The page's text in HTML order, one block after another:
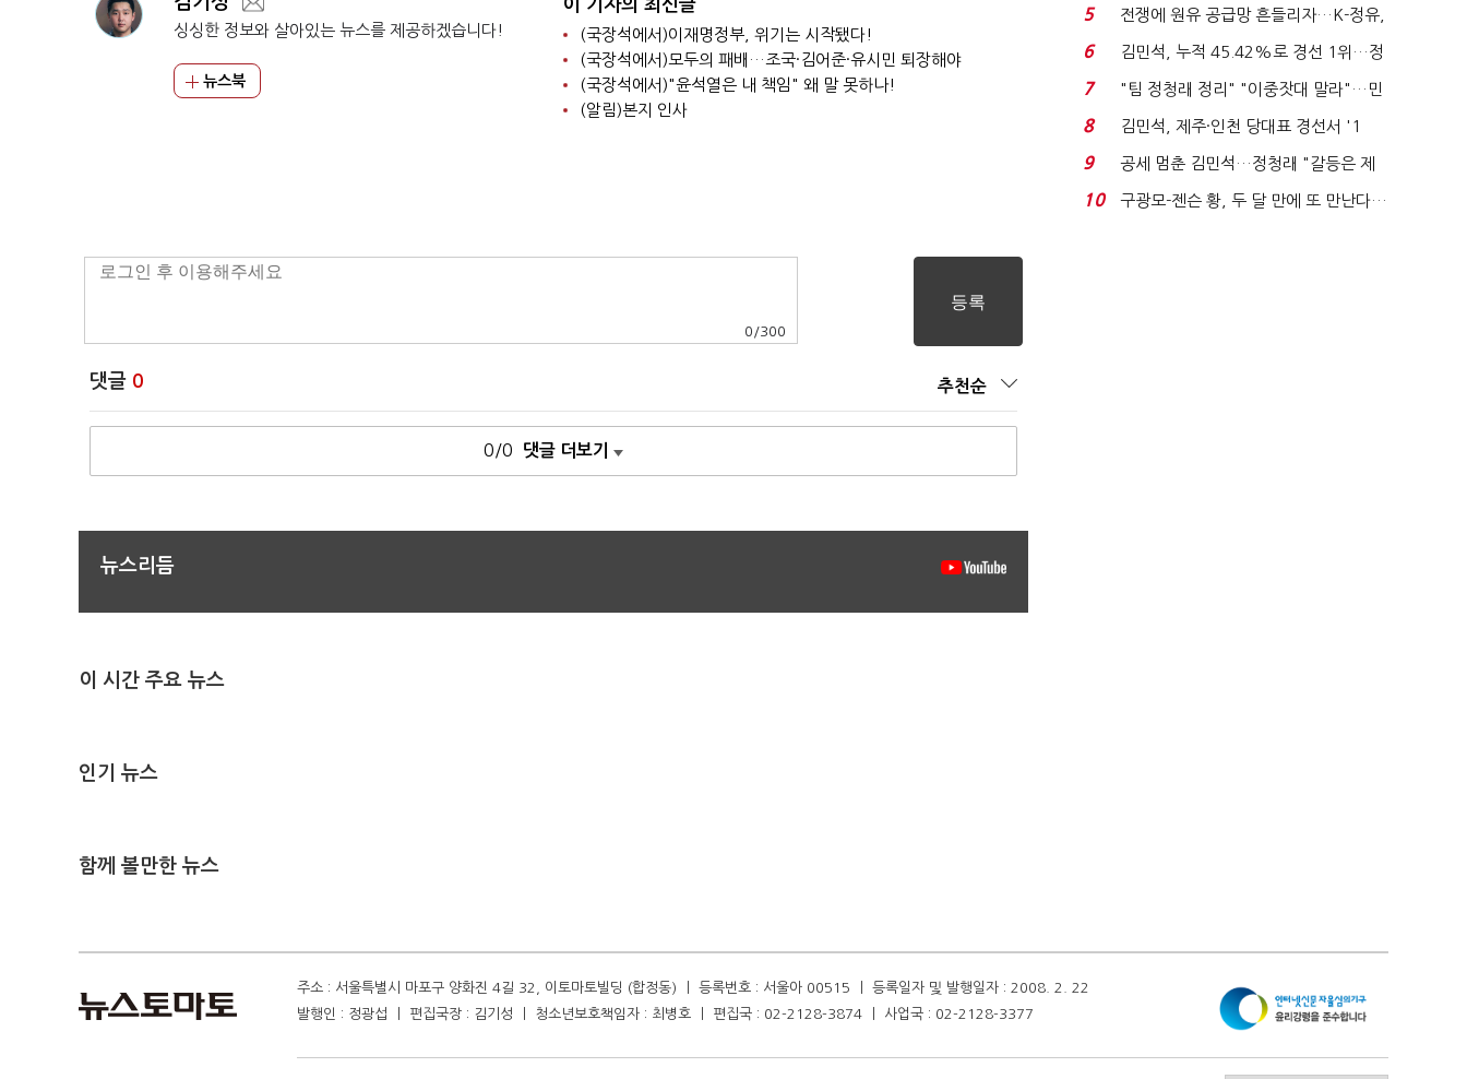
싱싱한 정보와 살아있는 뉴스를 제공하겠습니다!
뉴스북
이 기자의 최신글
(국장석에서)이재명정부, 위기는 시작됐다!
(국장석에서)모두의 패배…조국·김어준·유시민 퇴장해야
(국장석에서)"윤석열은 내 책임" 왜 말 못하나!
(알림)본지 인사
0 /300
댓글 0 추천순
0/0 댓글 더보기
뉴스리듬
이 시간 주요 뉴스
인기 뉴스
함께 볼만한 뉴스
'1위 탈환'(종합)...
5
전쟁에 원유 공급망 흔들리자…K-정유,
에너지안보 핵심...
6
김민석, 누적 45.42%로 경선 1위…정
청래와 격차 0.86%p(...
7
"팀 정청래 정리" "이중잣대 말라"…민
주 최고위원 계파 다...
8
김민석, 제주·인천 당대표 경선서 '1
위'(1보)...
9
공세 멈춘 김민석…정청래 "갈등은 제
가 수습"
10
구광모-젠슨 황, 두 달 만에 또 만난다…
주소 : 서울특별시 마포구 양화진 4길 32, 이토마토빌딩 (합정동) ㅣ 등록번호 : 서울아 00515 ㅣ 등록일자 및 발행일자 : 2008. 2. 22
발행인 : 정광섭 ㅣ 편집국장 : 김기성 ㅣ 청소년보호책임자 : 최병호 ㅣ 편집국 : 02-2128-3874 ㅣ 사업국 : 02-2128-3377